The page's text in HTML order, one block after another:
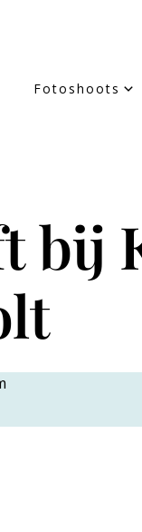
Fotoshoots
bij